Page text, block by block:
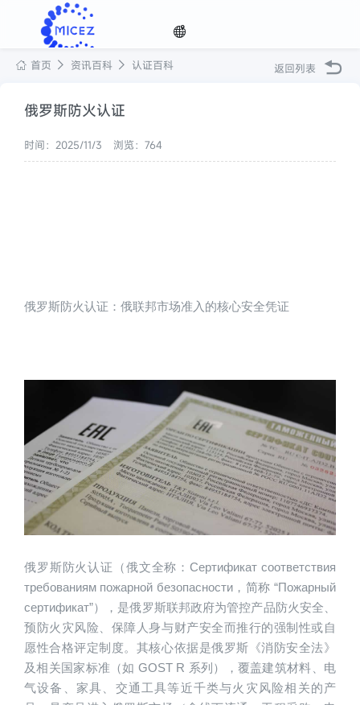
首页 资讯百科 认证百科 返回列表
俄罗斯防火认证
时间：2025/11/3 浏览：764
俄罗斯防火认证：俄联邦市场准入的核心安全凭证
俄罗斯防火认证（俄文全称：Сертификат соответствия
требованиям пожарной безопасности，简称 “Пожарный
сертификат”），是俄罗斯联邦政府为管控产品防火安全、
预防火灾风险、保障人身与财产安全而推行的强制性或自
愿性合格评定制度。其核心依据是俄罗斯《消防安全法》
及相关国家标准（如 GOST R 系列），覆盖建筑材料、电
气设备、家具、交通工具等近千类与火灾风险相关的产